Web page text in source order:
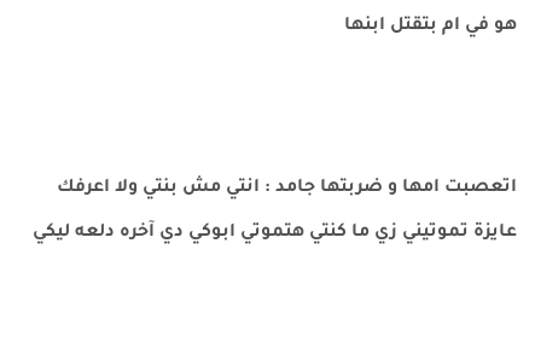
هو في ام بتقتل ابنها
اتعصبت امها و ضربتها جامد : انتي مش بنتي ولا اعرفك
عايزة تموتيني زي ما كنتي هتموتي ابوكي دي آخره دلعه ليكي